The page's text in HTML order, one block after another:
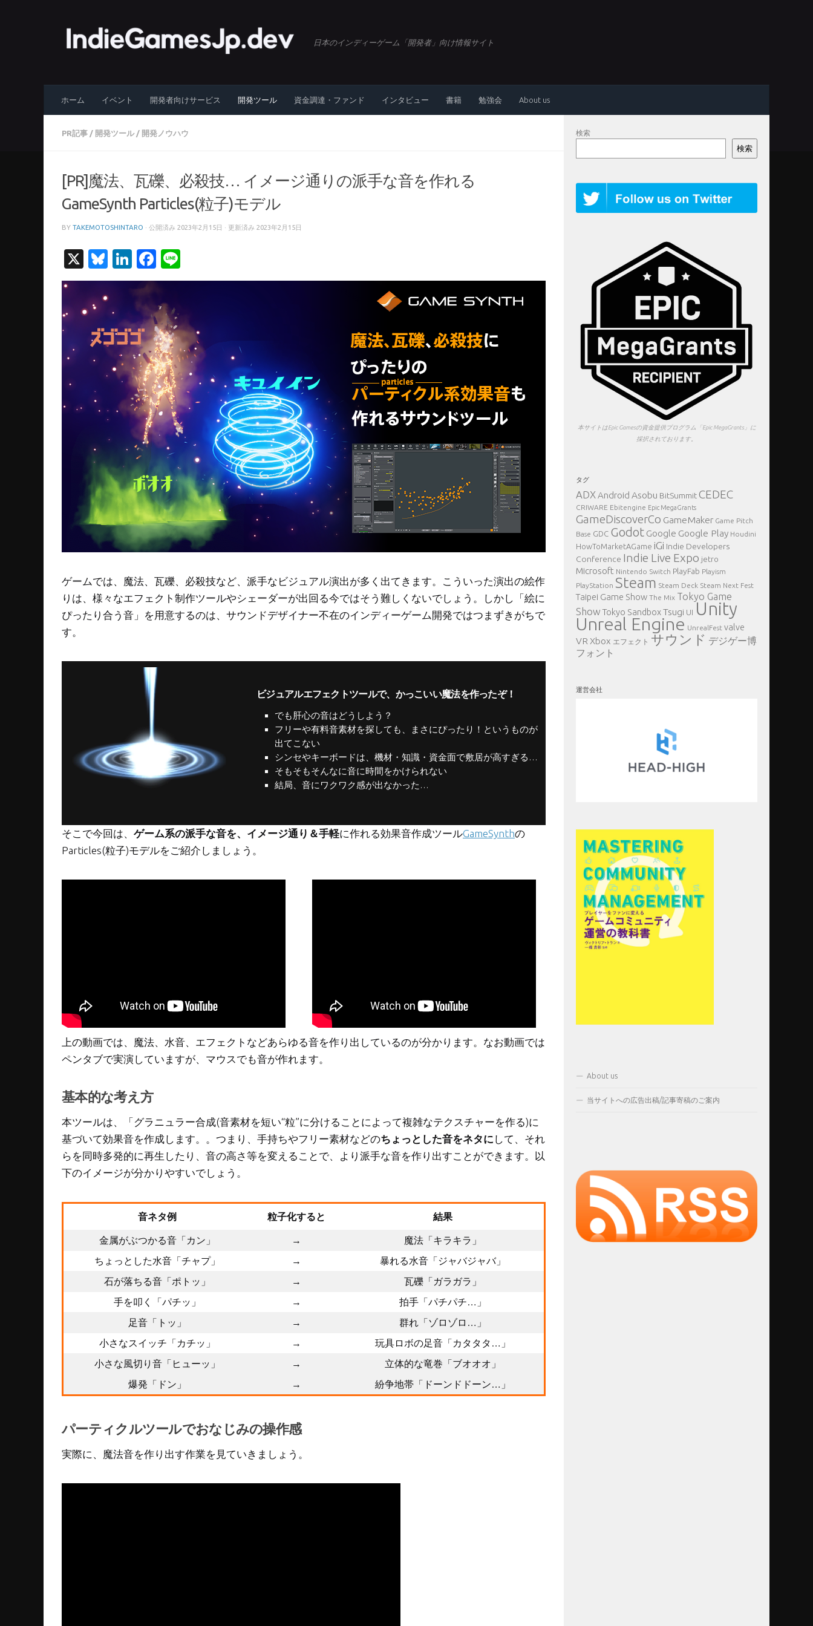
日本のインディーゲーム「開発者」向け情報サイト
ホーム イベント 開発者向けサービス 開発ツール 資金調達・ファンド インタビュー 書籍 勉強会 About us
PR記事 / 開発ツール / 開発ノウハウ
[PR]魔法、瓦礫、必殺技… イメージ通りの派手な音を作れる
GameSynth Particles(粒子)モデル
BY TAKEMOTOSHINTARO · 公開済み 2023年2月15日 · 更新済み 2023年2月15日
X Bluesky
LinkedIn
Facebook
ゲームでは、魔法、瓦礫、必殺技など、派手なビジュアル演出が多く出てきます。こういった演出の絵作
りは、様々なエフェクト制作ツールやシェーダーが出回る今ではそう難しくないでしょう。しかし「絵に
ぴったり合う音」を用意するのは、サウンドデザイナー不在のインディーゲーム開発ではつまずきがちで
す。
ビジュアルエフェクトツールで、かっこいい魔法を作ったぞ！
でも肝心の音はどうしよう？
フリーや有料音素材を探しても、まさにぴったり！というものが
出てこない
シンセやキーボードは、機材・知識・資金面で敷居が高すぎる…
そもそもそんなに音に時間をかけられない
結局、音にワクワク感が出なかった…
そこで今回は、 ゲーム系の派手な音を、イメージ通り＆手軽に作れる効果音作成ツールGameSynthの
Particles(粒子)モデルをご紹介しましょう。
上の動画では、魔法、水音、エフェクトなどあらゆる音を作り出しているのが分かります。なお動画では
ペンタブで実演していますが、マウスでも音が作れます。
基本的な考え方
本ツールは、「グラニュラー合成(音素材を短い“粒”に分けることによって複雑なテクスチャーを作る)に
基づいて効果音を作成します。。つまり、手持ちやフリー素材などのちょっとした音をネタに して、それ
らを同時多発的に再生したり、音の高さ等を変えることで、より派手な音を作り出すことができます。以
下のイメージが分かりやすいでしょう。
音ネタ例 粒子化すると 結果
金属がぶつかる音「カン」 →
魔法「キラキラ」
ちょっとした水音「チャプ」
→
暴れる水音「ジャバジャバ」
石が落ちる音「ポトッ」
→
瓦礫「ガラガラ」
手を叩く「パチッ」
→
拍手「パチパチ…」
足音「トッ」
→
群れ「ゾロゾロ…」
小さなスイッチ「カチッ」
→
玩具ロボの足音「カタタタ…」
小さな風切り音「ヒューッ」
→
立体的な竜巻「ブオオオ」
爆発「ドン」
→ 紛争地帯「ドーンドドーン…」
パーティクルツールでおなじみの操作感
実際に、魔法音を作り出す作業を見ていきましょう。
検索
検索
本サイトはEpic Gamesの資金提供プログラム「Epic MegaGrants」に
採択されております。
タグ
ADX Android Asobu BitSummitCEDEC
CRIWARE Ebitengine Epic MegaGrants
GameDiscoverCo GameMaker Game Pitch
Base GDC Godot Google Google Play Houdini
HowToMarketAGame iGi Indie Developers
Conference Indie Live Expo jetro
Microsoft Nintendo Switch PlayFab Playism
PlayStation Steam Steam Deck Steam Next Fest
Taipei Game Show The Mix Tokyo Game
Show Tokyo SandboxTsugi UI Unity
Unreal Engine UnrealFest valve
VR Xbox エフェクト サウンド デジゲー博
フォント
運営会社
About us
当サイトへの広告出稿/記事寄稿のご案内